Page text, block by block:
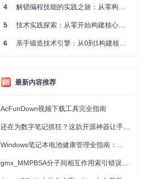
4 解锁编程技能的实践之旅：从零构建你的技术世界
5 技术实践探索：从零开始构建核心系统的实践指南
6 亲手锻造技术引擎：从0到1构建核心系统的实践指南
最新内容推荐
AcFunDown视频下载工具完全指南